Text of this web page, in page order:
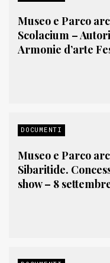
Museo e Parco
Scolacium –
Armonie d’arte
DOCUMENTI
Museo e Parco
Sibaritide.
show – 8